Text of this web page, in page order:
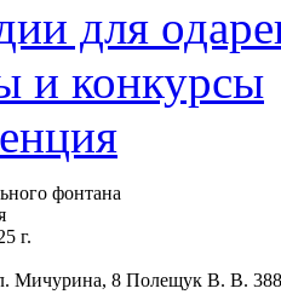
для
и конкурсы
фонтана
г.
Мичурина, 8 Полещук В. В.